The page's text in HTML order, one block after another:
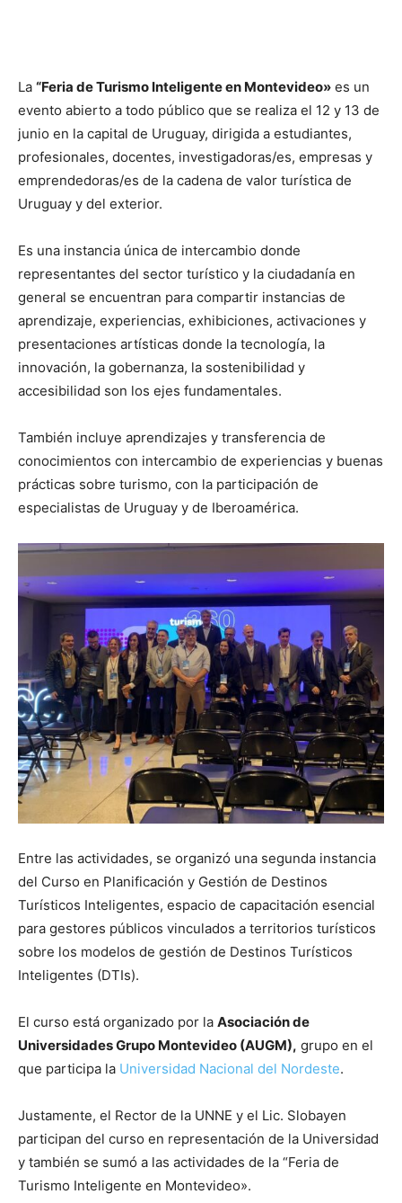
La “Feria de Turismo Inteligente en Montevideo» es un
evento abierto a todo público que se realiza el 12 y 13 de
junio en la capital de Uruguay, dirigida a estudiantes,
profesionales, docentes, investigadoras/es, empresas y
emprendedoras/es de la cadena de valor turística de
Uruguay y del exterior.
Es una instancia única de intercambio donde
representantes del sector turístico y la ciudadanía en
general se encuentran para compartir instancias de
aprendizaje, experiencias, exhibiciones, activaciones y
presentaciones artísticas donde la tecnología, la
innovación, la gobernanza, la sostenibilidad y
accesibilidad son los ejes fundamentales.
También incluye aprendizajes y transferencia de
conocimientos con intercambio de experiencias y buenas
prácticas sobre turismo, con la participación de
especialistas de Uruguay y de Iberoamérica.
Entre las actividades, se organizó una segunda instancia
del Curso en Planificación y Gestión de Destinos
Turísticos Inteligentes, espacio de capacitación esencial
para gestores públicos vinculados a territorios turísticos
sobre los modelos de gestión de Destinos Turísticos
Inteligentes (DTIs).
El curso está organizado por la Asociación de
Universidades Grupo Montevideo (AUGM), grupo en el
que participa la Universidad Nacional del Nordeste.
Justamente, el Rector de la UNNE y el Lic. Slobayen
participan del curso en representación de la Universidad
y también se sumó a las actividades de la “Feria de
Turismo Inteligente en Montevideo».